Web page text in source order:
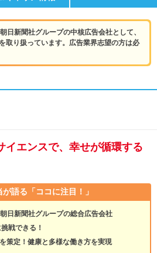
日新聞社グループの中核広告会社として、
取り扱っています。広告業界志望の方は必
イエンスで、幸せが循環する
が語る 「ココに注目！」
日新聞社グループの総合広告会社
戦できる！
策定！健康と多様な働き方を実現